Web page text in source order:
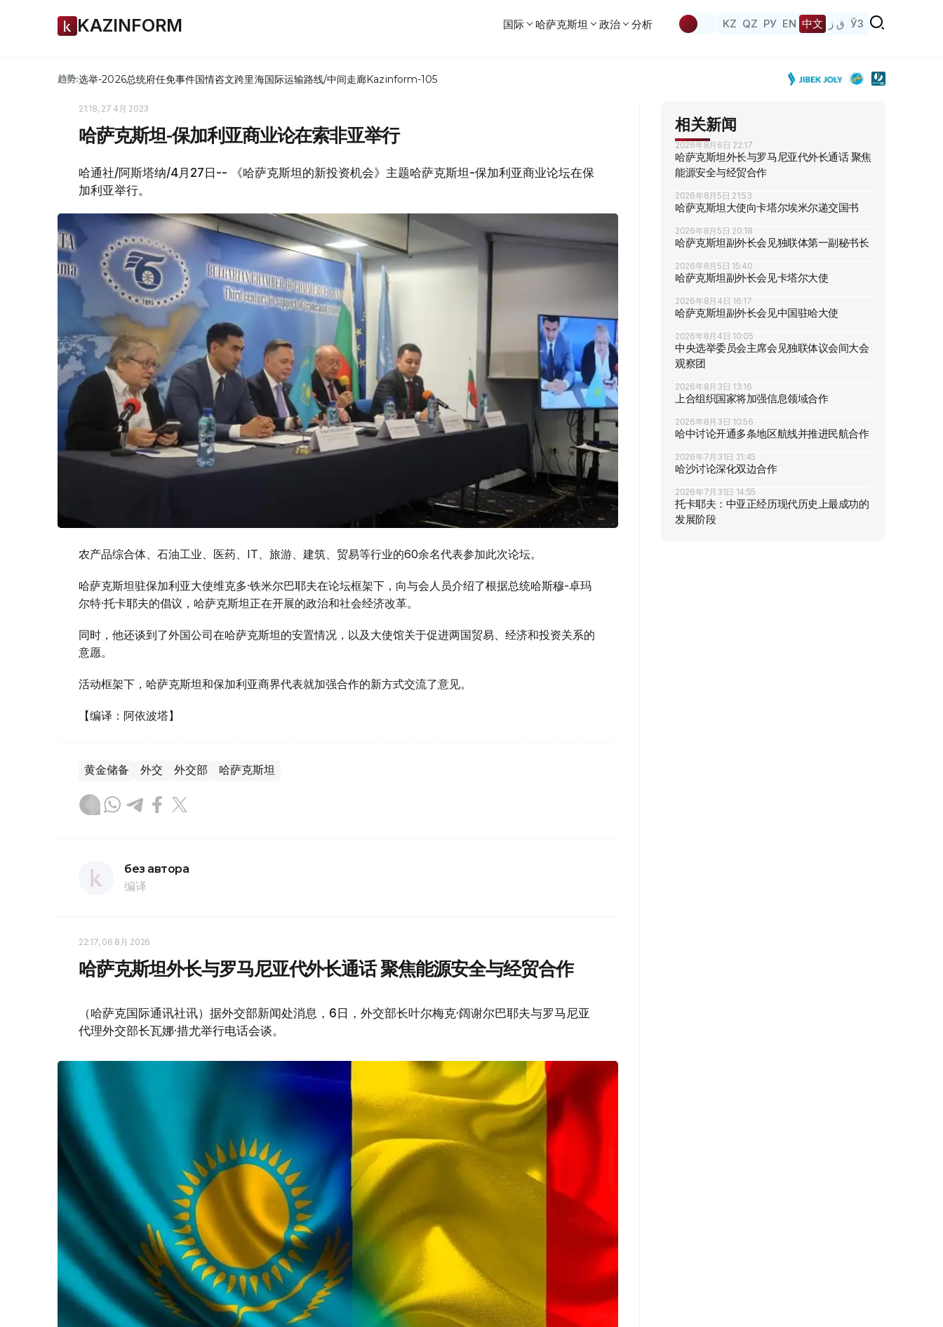
KAZINFORM 国际 哈萨克斯坦 政治 分析 KZ QZ РУ EN 中文 ق ز ЎЗ
趋势:选举-2026总统府任免事件国情咨文跨里海国际运输路线/中间走廊Kazinform-105
21:18, 27 4月 2023
哈萨克斯坦-保加利亚商业论在索非亚举行
哈通社/阿斯塔纳/4月27日-- 《哈萨克斯坦的新投资机会》主题哈萨克斯坦-保加利亚商业论坛在保
加利亚举行。
农产品综合体、石油工业、医药、IT、旅游、建筑、贸易等行业的60余名代表参加此次论坛。
哈萨克斯坦驻保加利亚大使维克多·铁米尔巴耶夫在论坛框架下，向与会人员介绍了根据总统哈斯穆-卓玛
尔特·托卡耶夫的倡议，哈萨克斯坦正在开展的政治和社会经济改革。
同时，他还谈到了外国公司在哈萨克斯坦的安置情况，以及大使馆关于促进两国贸易、经济和投资关系的
意愿。
活动框架下，哈萨克斯坦和保加利亚商界代表就加强合作的新方式交流了意见。
【编译：阿依波塔】
黄金储备 外交 外交部 哈萨克斯坦
без автора
编译
22:17, 06 8月 2026
哈萨克斯坦外长与罗马尼亚代外长通话 聚焦能源安全与经贸合作
（哈萨克国际通讯社讯）据外交部新闻处消息，6日，外交部长叶尔梅克·阔谢尔巴耶夫与罗马尼亚
代理外交部长瓦娜·措尤举行电话会谈。
相关新闻
2026年8月6日 22:17
哈萨克斯坦外长与罗马尼亚代外长通话 聚焦
能源安全与经贸合作
2026年8月5日 21:53
哈萨克斯坦大使向卡塔尔埃米尔递交国书
2026年8月5日 20:18
哈萨克斯坦副外长会见独联体第一副秘书长
2026年8月5日 15:40
哈萨克斯坦副外长会见卡塔尔大使
2026年8月4日 16:17
哈萨克斯坦副外长会见中国驻哈大使
2026年8月4日 10:05
中央选举委员会主席会见独联体议会间大会
观察团
2026年8月3日 13:16
上合组织国家将加强信息领域合作
2026年8月3日 10:56
哈中讨论开通多条地区航线并推进民航合作
2026年7月31日 21:45
哈沙讨论深化双边合作
2026年7月31日 14:55
托卡耶夫：中亚正经历现代历史上最成功的
发展阶段